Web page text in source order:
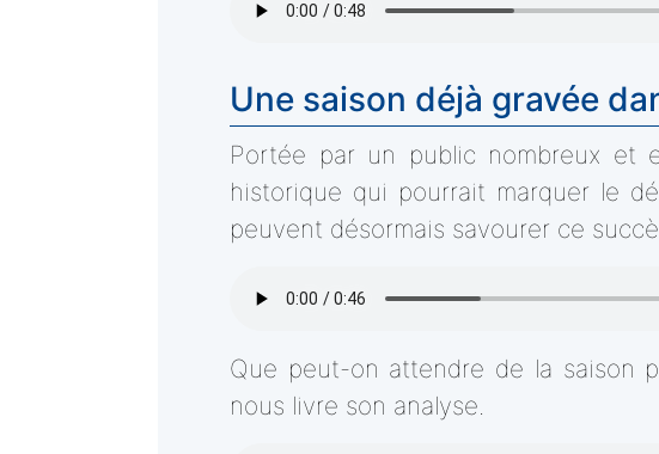
Une saison déjà gravée
Portée par un public nombreux et
historique qui pourrait marquer le
peuvent désormais savourer ce
Que peut-on attendre de la saison
nous livre son analyse.